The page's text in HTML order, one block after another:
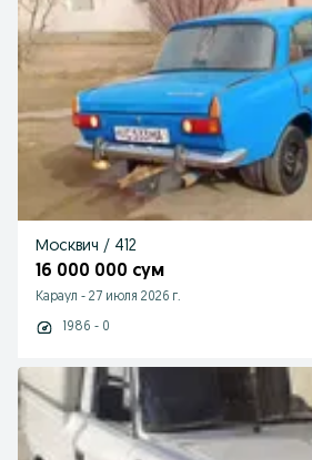
Москвич / 412
16 000 000 сум
Караул - 27 июля 2026 г.
1986 - 0